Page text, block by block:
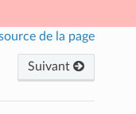
de la page
Suivant